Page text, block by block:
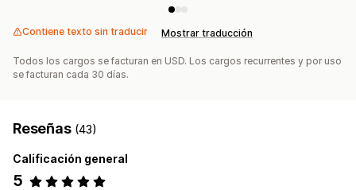
Contiene texto sin traducir Mostrar traducción
Todos los cargos se facturan en USD. Los cargos recurrentes y por uso
se facturan cada 30 días.
Reseñas (43)
Calificación general
5